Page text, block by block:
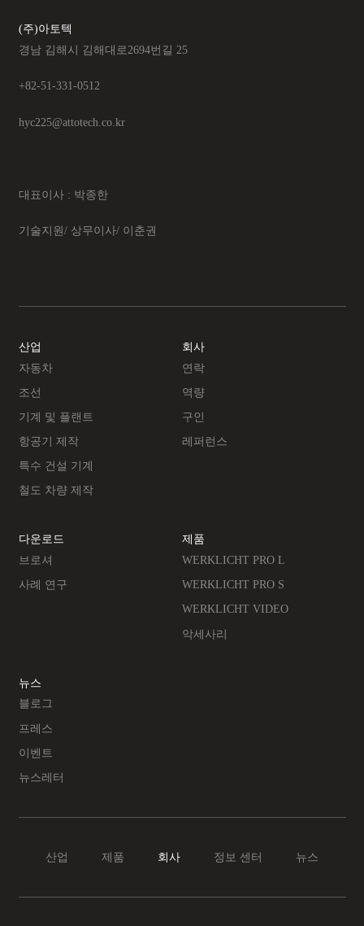
(주)아토텍
경남 김해시 김해대로2694번길 25
+82-51-331-0512
hyc225@attotech.co.kr
대표이사 : 박종한
기술지원/ 상무이사/ 이춘권
산업
자동차
조선
기계 및 플랜트
항공기 제작
특수 건설 기계
철도 차량 제작
회사
연락
역량
구인
레퍼런스
다운로드
브로셔
사례 연구
제품
WERKLICHT PRO L
WERKLICHT PRO S
WERKLICHT VIDEO
악세사리
뉴스
블로그
프레스
이벤트
뉴스레터
산업 제품 회사 정보 센터 뉴스